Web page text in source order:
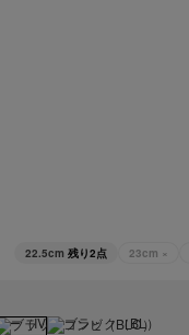
22.5cm 残り2点 23cm ×